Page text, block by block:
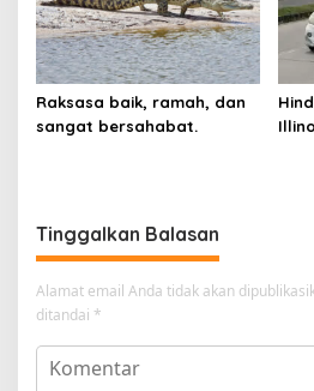
Raksasa baik, ramah, dan
sangat bersahabat.
Tinggalkan Balasan
Alamat email Anda tidak akan
ditandai *